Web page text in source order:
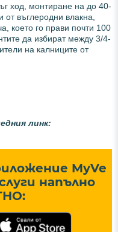
ход, монтиране на до 40-
въглеродни влакна,
което го прави почти 100
да избират между 3/4-
на калниците от
линк:
MyVe
напълно